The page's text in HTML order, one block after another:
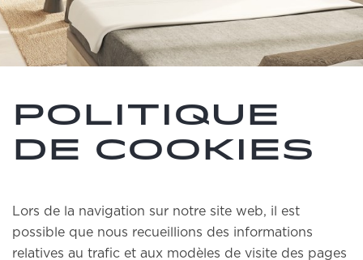
POLITIQUE
DE COOKIES
Lors de la navigation sur notre site web, il est
possible que nous recueillions des informations
relatives au trafic et aux modèles de visite des pages